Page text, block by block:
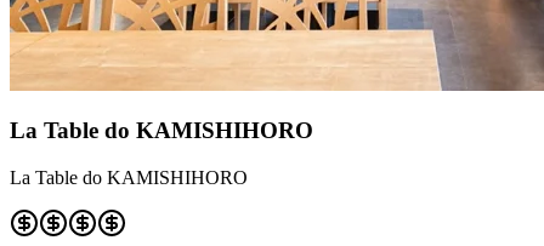
La Table do KAMISHIHORO
La Table do KAMISHIHORO